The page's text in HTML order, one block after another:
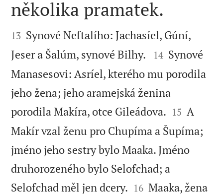

několika pramatek.

13 Synové Neftalího: Jachasíel, Gúní,
Jeser a Šalúm, synové Bilhy.


14 Synové
Manasesovi: Asríel, kterého mu porodila
jeho žena; jeho aramejská ženina
porodila Makíra, otce Gileádova. 

15 A
Makír vzal ženu pro Chupíma a Šupíma;
jméno jeho sestry bylo Maaka. Jméno
druhorozeného bylo Selofchad; a
Selofchad měl jen dcery. 

16 Maaka, žena